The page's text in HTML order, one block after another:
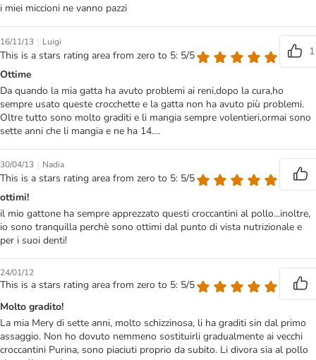
i miei miccioni ne vanno pazzi
16/11/13 | Luigi
This is a stars rating area from zero to 5: 5/5
1
Ottime
Da quando la mia gatta ha avuto problemi ai reni,dopo la cura,ho
sempre usato queste crocchette e la gatta non ha avuto più problemi.
Oltre tutto sono molto graditi e li mangia sempre volentieri,ormai sono
sette anni che li mangia e ne ha 14....
30/04/13 | Nadia
This is a stars rating area from zero to 5: 5/5
ottimi!
il mio gattone ha sempre apprezzato questi croccantini al pollo...inoltre,
io sono tranquilla perchè sono ottimi dal punto di vista nutrizionale e
per i suoi denti!
24/01/12
This is a stars rating area from zero to 5: 5/5
Molto gradito!
La mia Mery di sette anni, molto schizzinosa, li ha graditi sin dal primo
assaggio. Non ho dovuto nemmeno sostituirli gradualmente ai vecchi
croccantini Purina, sono piaciuti proprio da subito. Li divora sia al pollo